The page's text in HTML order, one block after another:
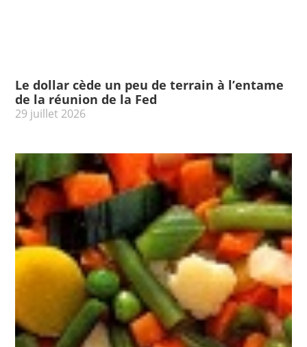
Le dollar cède un peu de terrain à l’entame
de la réunion de la Fed
29 juillet 2026